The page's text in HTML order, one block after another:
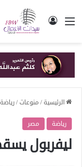
القائمة تسجيل الدخول
الرئيسية/ منوعات /رياضة
رياضة مصر
ليفربول